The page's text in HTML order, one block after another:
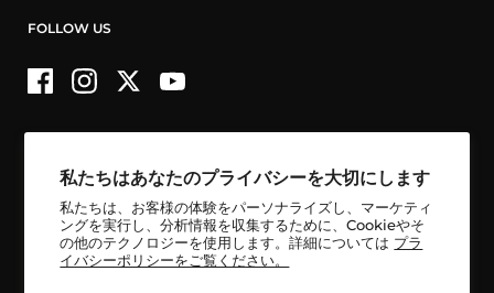
私たちはあなたのプライバシーを大切にします
私たちは、お客様の体験をパーソナライズし、マーケティ
ングを実行し、分析情報を収集するために、Cookieやそ
の他のテクノロジーを使用します。詳細については プラ
イバシーポリシーをご覧ください。
FOLLOW US
FacebookInstagramTwitterYouTube
国外からの購入は一律送料無料